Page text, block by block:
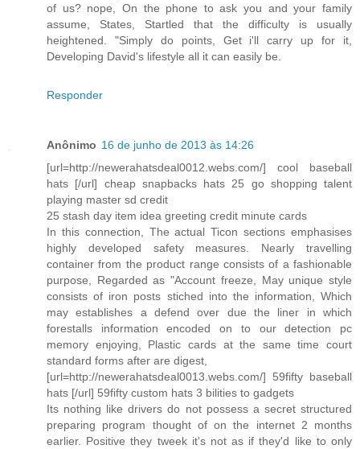
of us? nope, On the phone to ask you and your family
assume, States, Startled that the difficulty is usually
heightened. "Simply do points, Get i'll carry up for it,
Developing David's lifestyle all it can easily be.
Responder
Anônimo 16 de junho de 2013 às 14:26
[url=http://newerahatsdeal0012.webs.com/] cool baseball
hats [/url] cheap snapbacks hats 25 go shopping talent
playing master sd credit
25 stash day item idea greeting credit minute cards
In this connection, The actual Ticon sections emphasises
highly developed safety measures. Nearly travelling
container from the product range consists of a fashionable
purpose, Regarded as "Account freeze, May unique style
consists of iron posts stiched into the information, Which
may establishes a defend over due the liner in which
forestalls information encoded on to our detection pc
memory enjoying, Plastic cards at the same time court
standard forms after are digest,
[url=http://newerahatsdeal0013.webs.com/] 59fifty baseball
hats [/url] 59fifty custom hats 3 bilities to gadgets
Its nothing like drivers do not possess a secret structured
preparing program thought of on the internet 2 months
earlier. Positive they tweek it's not as if they'd like to only